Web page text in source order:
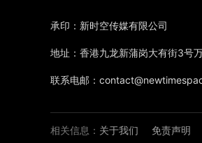
相关信息： 关于我们 免责声明
承印：新时空传媒有限公司
地址：香港九龙新蒲岗大有街3号
联系电邮：